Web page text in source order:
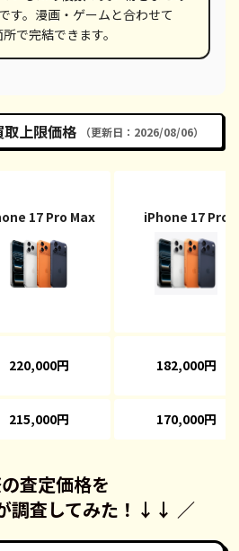
す。漫画・ゲームと合わせて
で完結できます。
上限価格 （更新日：2026/08/06）
17 Pro Max iPhone 17 Pro
220,000円 182,000円
215,000円 170,000円
査定価格を
調査してみた！ ↓↓ ／